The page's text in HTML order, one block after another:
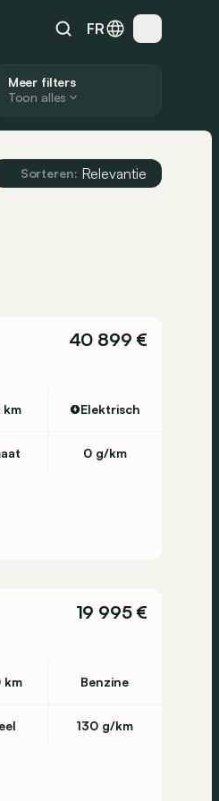
FR
Meer filters
Toon alles
Sorteren: Relevantie
40 899 €
km Elektrisch
0 g/km
19 995 €
km Benzine
130 g/km